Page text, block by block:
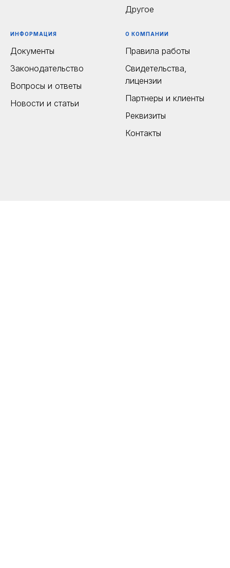
Другое
ИНФОРМАЦИЯ
Документы
Законодательство
Вопросы и ответы
Новости и статьи
О КОМПАНИИ
Правила работы
Свидетельства,
лицензии
Партнеры и клиенты
Реквизиты
Контакты